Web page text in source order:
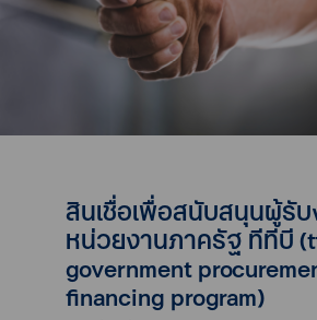
สินเชื่อเพื่อสนับสนุนผู้รั
หน่วยงานภาครัฐ ทีทีบี
government
financing program)